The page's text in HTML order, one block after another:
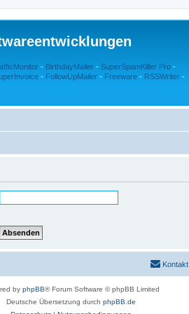
- BirthdayMailer - SuperSpamKiller Pro -
- FollowUpMailer - Freeware - RSSWriter -
Kontakt
by phpBB® Forum Software © phpBB Limited
Deutsche Übersetzung durch phpBB.de